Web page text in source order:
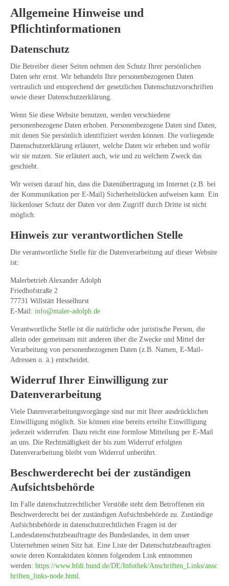
Allgemeine Hinweise und
Pflichtinformationen
Datenschutz
Die Betreiber dieser Seiten nehmen den Schutz Ihrer persönlichen
Daten sehr ernst. Wir behandeln Ihre personenbezogenen Daten
vertraulich und entsprechend der gesetzlichen Datenschutzvorschriften
sowie dieser Datenschutzerklärung.
Wenn Sie diese Website benutzen, werden verschiedene
personenbezogene Daten erhoben. Personenbezogene Daten sind Daten,
mit denen Sie persönlich identifiziert werden können. Die vorliegende
Datenschutzerklärung erläutert, welche Daten wir erheben und wofür
wir sie nutzen. Sie erläutert auch, wie und zu welchem Zweck das
geschieht.
Wir weisen darauf hin, dass die Datenübertragung im Internet (z.B. bei
der Kommunikation per E-Mail) Sicherheitslücken aufweisen kann. Ein
lückenloser Schutz der Daten vor dem Zugriff durch Dritte ist nicht
möglich.
Hinweis zur verantwortlichen Stelle
Die verantwortliche Stelle für die Datenverarbeitung auf dieser Website
ist:
Malerbetrieb Alexander Adolph
Friedhofstraße 2
77731 Willstätt Hesselhurst
E-Mail: info@maler-adolph.de
Verantwortliche Stelle ist die natürliche oder juristische Person, die
allein oder gemeinsam mit anderen über die Zwecke und Mittel der
Verarbeitung von personenbezogenen Daten (z.B. Namen, E-Mail-
Adressen o. ä.) entscheidet.
Widerruf Ihrer Einwilligung zur
Datenverarbeitung
Viele Datenverarbeitungsvorgänge sind nur mit Ihrer ausdrücklichen
Einwilligung möglich. Sie können eine bereits erteilte Einwilligung
jederzeit widerrufen. Dazu reicht eine formlose Mitteilung per E-Mail
an uns. Die Rechtmäßigkeit der bis zum Widerruf erfolgten
Datenverarbeitung bleibt vom Widerruf unberührt.
Beschwerderecht bei der zuständigen
Aufsichtsbehörde
Im Falle datenschutzrechtlicher Verstöße steht dem Betroffenen ein
Beschwerderecht bei der zuständigen Aufsichtsbehörde zu. Zuständige
Aufsichtsbehörde in datenschutzrechtlichen Fragen ist der
Landesdatenschutzbeauftragte des Bundeslandes, in dem unser
Unternehmen seinen Sitz hat. Eine Liste der Datenschutzbeauftragten
sowie deren Kontaktdaten können folgendem Link entnommen
werden: https://www.bfdi.bund.de/DE/Infothek/Anschriften_Links/ansc
hriften_links-node.html.